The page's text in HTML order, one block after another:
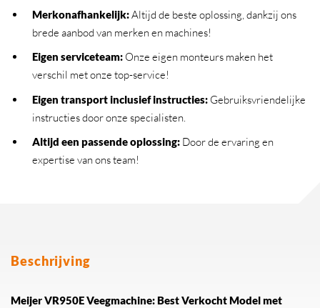
Merkonafhankelijk:Altijd de beste oplossing, dankzij ons
brede aanbod van merken en machines!
Eigen serviceteam:Onze eigen monteurs maken het
verschil met onze top-service!
Eigen transport inclusief instructies:Gebruiksvriendelijke
instructies door onze specialisten.
Altijd een passende oplossing:Door de ervaring en
expertise van ons team!
Beschrijving
Meijer VR950E Veegmachine: Best Verkocht Model met